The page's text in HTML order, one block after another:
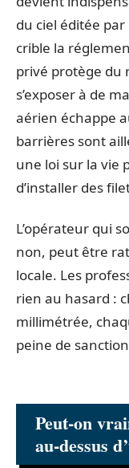
du ciel éditée par
crible la
privé protège du
s’exposer à de
aérien échappe
barrières sont
une loi sur la vie
d’installer des
L’opérateur qui
non, peut être
locale. Les
rien au hasard :
millimétrée,
peine de
Peut-on
au-dessus